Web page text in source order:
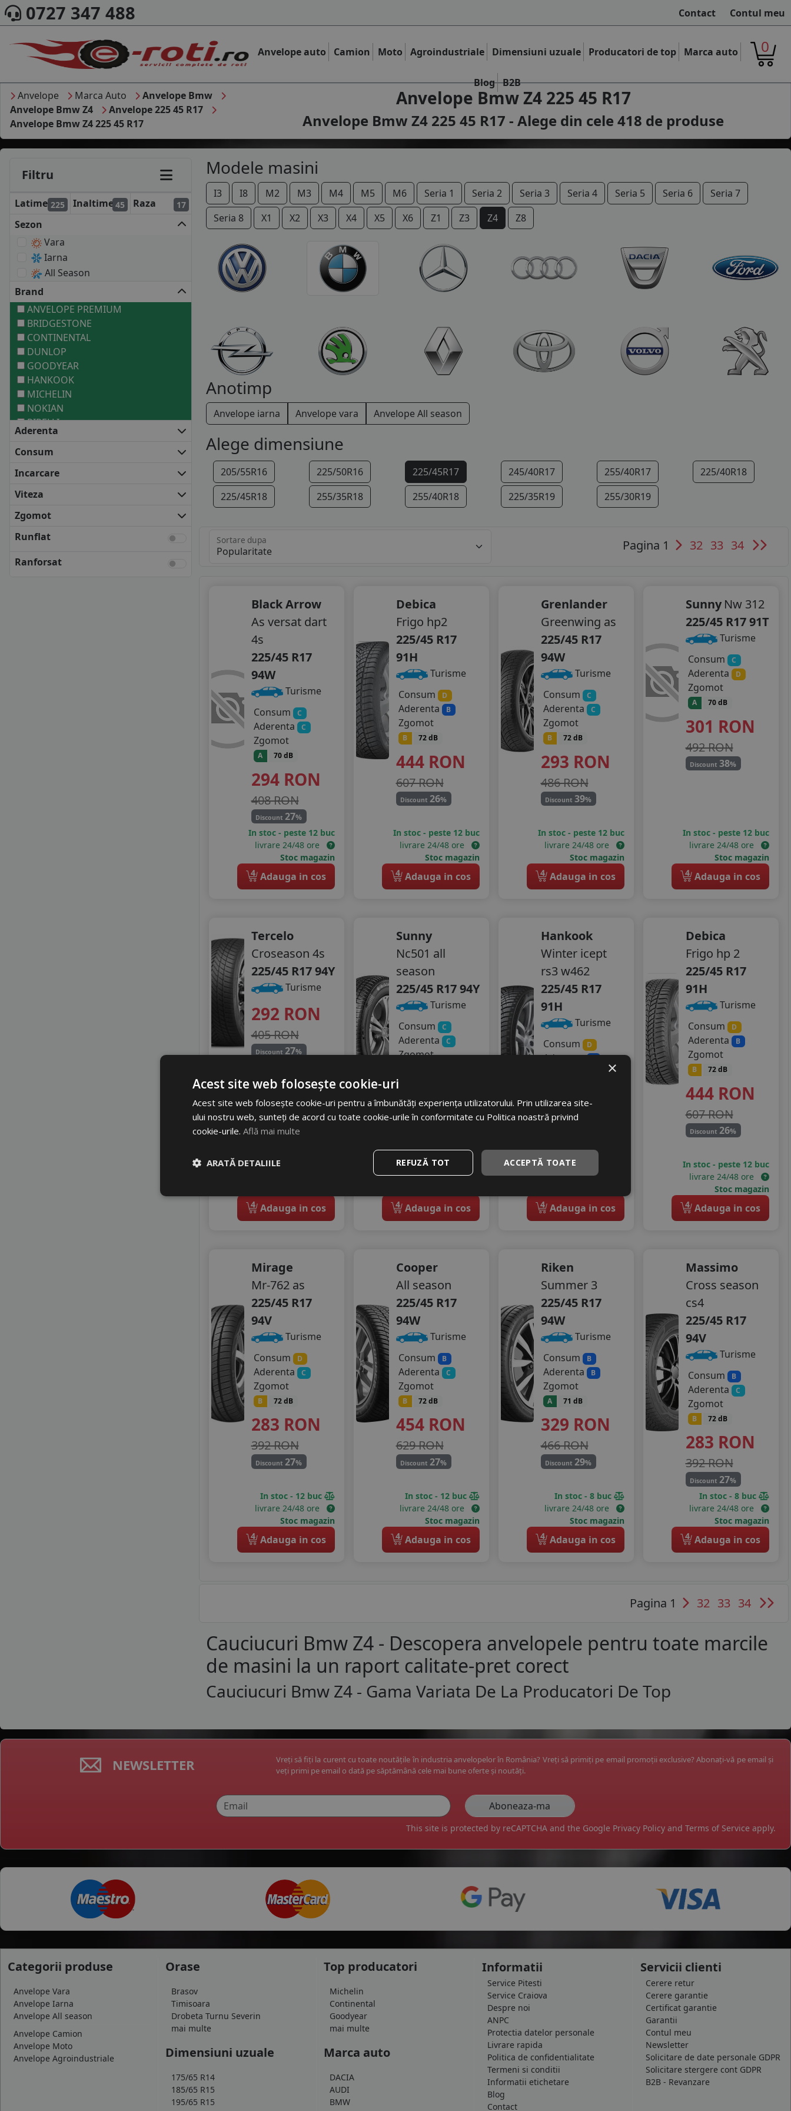
0727 347 488 Contact Contul meu
Anvelope auto Camion Moto Agroindustriale Dimensiuni uzuale Producatori de top Marca auto
Blog B2B
0
Anvelope Marca Auto
Anvelope Bmw
Anvelope Bmw Z4
Anvelope 225 45 R17
Anvelope Bmw Z4 225 45 R17
Anvelope Bmw Z4 225 45 R17
Anvelope Bmw Z4 225 45 R17 - Alege din cele 418 de produse
Filtru
Latime 225 Inaltime 45 Raza 17
Sezon
Vara
Iarna
All Season
Brand
ANVELOPE PREMIUM
BRIDGESTONE
CONTINENTAL
DUNLOP
GOODYEAR
HANKOOK
MICHELIN
NOKIAN
PIRELLI
ANVELOPE MEDII
BARUM
DEBICA
FALKEN
FULDA
KLEBER
MATADOR
Aderenta
Consum
Incarcare
Viteza
Zgomot
Runflat
Ranforsat
Modele masini
I3 I8 M2 M3 M4 M5 M6 Seria 1 Seria 2 Seria 3 Seria 4 Seria 5 Seria 6
Seria 7
Seria 8
X1 X2 X3 X4 X5 X6 Z1 Z3 Z4 Z8
Anotimp
Anvelope iarna Anvelope vara Anvelope All season
Alege dimensiune
205/55R16 225/50R16 225/45R17 245/40R17 255/40R17
225/40R18
225/45R18
255/35R18 255/40R18 225/35R19 255/30R19
Sortare dupa Pagina 1 32 33 34
Black Arrow
As versat dart
4s
225/45 R17
94W
Turisme
Consum
C
Aderenta C
Zgomot
A 70 dB
294 RON
408 RON
Discount 27%
In stoc - peste 12 buc
livrare 24/48 ore
Stoc magazin
4 Adauga in cos
Debica
Frigo hp2
225/45 R17
91H
Turisme
Consum
D
Aderenta B
Zgomot
B 72 dB
444 RON
607 RON
Discount 26%
In stoc - peste 12 buc
livrare 24/48 ore
Stoc magazin
4 Adauga in cos
Grenlander
Greenwing as
225/45 R17
94W
Turisme
Consum
C
Aderenta C
Zgomot
B 72 dB
293 RON
486 RON
Discount39%
In stoc - peste 12 buc
livrare 24/48 ore
Stoc magazin
4 Adauga in cos
Sunny Nw 312
225/45 R17 91T
Turisme
Consum
C
Aderenta D
Zgomot
A 70 dB
301 RON
492 RON
Discount38%
In stoc - peste 12 buc
livrare 24/48 ore
Stoc magazin
4 Adauga in cos
Tercelo
Croseason 4s
225/45 R17 94Y
Turisme
292 RON
405 RON
Discount 27%
In stoc - peste 12 buc
4 Adauga in cos
Sunny
Nc501 all
season
225/45 R17 94Y
Turisme
Consum
C
Aderenta C
Zgomot
311
515 RON
In stoc - peste 12 buc
livrare 24/48 ore
4 Adauga in cos
Hankook
Winter icept
rs3 w462
225/45 R17
91H
Turisme
Consum
D
Aderenta
551RON
Discount26%
In stoc - peste 12 buc
livrare 24/48 ore
4 Adauga in cos
Debica
Frigo hp 2
225/45 R17
91H
Turisme
Consum
D
Aderenta B
Zgomot
B 72 dB
444 RON
607 RON
Discount 26%
In stoc - peste 12 buc
livrare 24/48 ore
Stoc magazin
4 Adauga in cos
Mirage
Mr-762 as
225/45 R17
94V
Turisme
Consum
D
Aderenta C
Zgomot
B 72 dB
283 RON
392 RON
Discount 27%
In stoc - 12 buc
livrare 24/48 ore
Stoc magazin
4 Adauga in cos
Cooper
All season
225/45 R17
94W
Turisme
Consum
B
Aderenta C
Zgomot
B 72 dB
454 RON
629 RON
Discount 27%
In stoc - 12 buc
livrare 24/48 ore
Stoc magazin
4 Adauga in cos
Riken
Summer 3
225/45 R17
94W
Turisme
Consum
B
Aderenta B
Zgomot
A 71 dB
329 RON
466 RON
Discount 29%
In stoc - 8 buc
livrare 24/48 ore
Stoc magazin
4 Adauga in cos
Massimo
Cross season
cs4
225/45 R17
94V
Turisme
Consum
B
Aderenta C
Zgomot
B 72 dB
283 RON
392 RON
Discount 27%
In stoc - 8 buc
livrare 24/48 ore
Stoc magazin
4 Adauga in cos
Pagina 1 32 33 34
Cauciucuri Bmw Z4 - Descopera anvelopele pentru toate marcile
de masini la un raport calitate-pret corect
Cauciucuri Bmw Z4 - Gama Variata De La Producatori De Top
NEWSLETTER
Vreți să fiți la curent cu toate noutățile în industria anvelopelor în România? Vreți să primiți pe email promoții exclusive? Abonați-vă pe email și
veți primi pe email o dată pe săptămână cele mai bune oferte și noutăți.
This site is protected by reCAPTCHA and the Google Privacy Policy and Terms of Service apply.
Categorii produse
Anvelope Vara
Anvelope Iarna
Anvelope All season
Anvelope Camion
Anvelope Moto
Anvelope Agroindustriale
Orase
Brasov
Timisoara
Drobeta Turnu Severin
mai multe
Dimensiuni uzuale
175/65 R14
185/65 R15
195/65 R15
Top producatori
Michelin
Continental
Goodyear
mai multe
Marca auto
DACIA
AUDI
BMW
Informatii
Service Pitesti
Service Craiova
Despre noi
ANPC
Protectia datelor personale
Livrare rapida
Politica de confidentialitate
Termeni si conditii
Informatii etichetare
Blog
Contact
Servicii clienti
Cerere retur
Cerere garantie
Certificat garantie
Garantii
Contul meu
Newsletter
Solicitare de date personale GDPR
Solicitare stergere cont GDPR
B2B - Revanzare
×
Acest site web folosește cookie-uri
Acest site web folosește cookie-uri pentru a îmbunătăți experiența utilizatorului. Prin utilizarea site-
ului nostru web, sunteți de acord cu toate cookie-urile în conformitate cu Politica noastră privind
cookie-urile. Află mai multe
ACCEPTĂ TOATE
REFUZĂ TOT
ARATĂ DETALIILE